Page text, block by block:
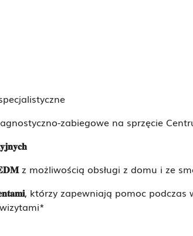
zabiegowe na sprzęcie
z możliwością obsługi z domu i ze
, którzy zapewniają pomoc podczas